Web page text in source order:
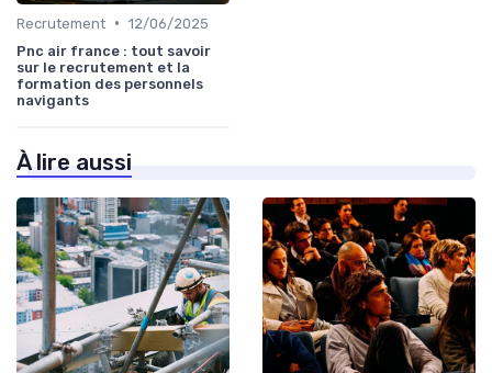
Recrutement • 12/06/2025
Pnc air france : tout savoir
sur le recrutement et la
formation des personnels
navigants
À lire aussi